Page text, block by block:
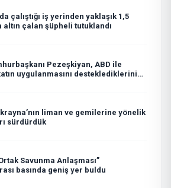
çalıştığı iş yerinden yaklaşık 1,5
altın çalan şüpheli tutuklandı
Pezeşkiyan, ABD ile
uygulanmasını desteklediklerini
liman ve gemilerine yönelik
sürdürdük
Savunma Anlaşması”
basında geniş yer buldu